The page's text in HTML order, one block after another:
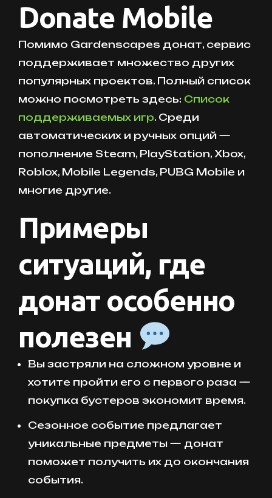
Donate Mobile
Помимо Gardenscapes донат, сервис
поддерживает множество других
популярных проектов. Полный список
можно посмотреть здесь: Список
поддерживаемых игр. Среди
автоматических и ручных опций —
пополнение Steam, PlayStation, Xbox,
Roblox, Mobile Legends, PUBG Mobile и
многие другие.
Примеры
ситуаций, где
донат особенно
полезен
Вы застряли на сложном уровне и
хотите пройти его с первого раза —
покупка бустеров экономит время.
Сезонное событие предлагает
уникальные предметы — донат
поможет получить их до окончания
события.